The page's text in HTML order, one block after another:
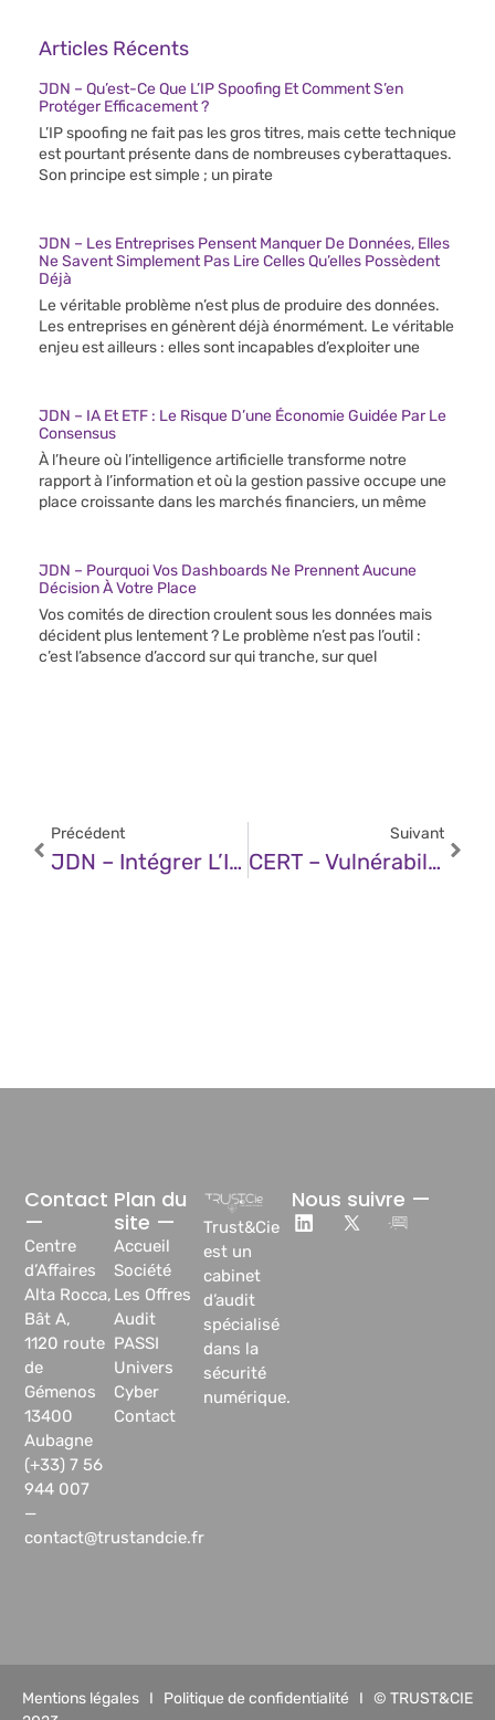
Articles Récents
JDN – Qu’est-Ce Que L’IP Spoofing Et Comment S’en
Protéger Efficacement ?
L’IP spoofing ne fait pas les gros titres, mais cette technique
est pourtant présente dans de nombreuses cyberattaques.
Son principe est simple ; un pirate
JDN – Les Entreprises Pensent Manquer De Données, Elles
Ne Savent Simplement Pas Lire Celles Qu’elles Possèdent
Déjà
Le véritable problème n’est plus de produire des données.
Les entreprises en génèrent déjà énormément. Le véritable
enjeu est ailleurs : elles sont incapables d’exploiter une
JDN – IA Et ETF : Le Risque D’une Économie Guidée Par Le
Consensus
À l’heure où l’intelligence artificielle transforme notre
rapport à l’information et où la gestion passive occupe une
place croissante dans les marchés financiers, un même
JDN – Pourquoi Vos Dashboards Ne Prennent Aucune
Décision À Votre Place
Vos comités de direction croulent sous les données mais
décident plus lentement ? Le problème n’est pas l’outil :
c’est l’absence d’accord sur qui tranche, sur quel
Précédent
JDN – Intégrer L’IA Dans L’équipe : Pourquoi Les Entreprises Visionnaires En Font Un Vrai Collaborateur ?
Suivant
CERT – Vulnérabilité Dans SAP NetWeaver (25 Avril 2025)
Trust&Cie
est un
cabinet
d’audit
spécialisé
dans la
sécurité
numérique.
Plan du
site —
Accueil
Société
Les Offres
Audit
PASSI
Univers
Cyber
Contact
Contact
—
Centre
d’Affaires
Alta Rocca,
Bât A,
1120 route
de
Gémenos
13400
Aubagne
(+33) 7 56
944 007
—
contact@trustandcie.fr
Nous suivre —
Mentions légales I Politique de confidentialité I © TRUST&CIE